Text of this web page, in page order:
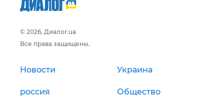
© 2026, Диалог.ua
Все права защищены.
Новости Украина
россия Общество